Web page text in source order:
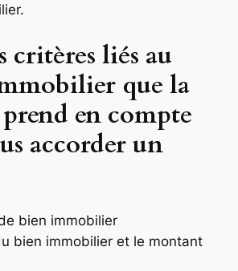
critères liés au
que la
en compte
accorder un
bien immobilier
bien immobilier et le montant